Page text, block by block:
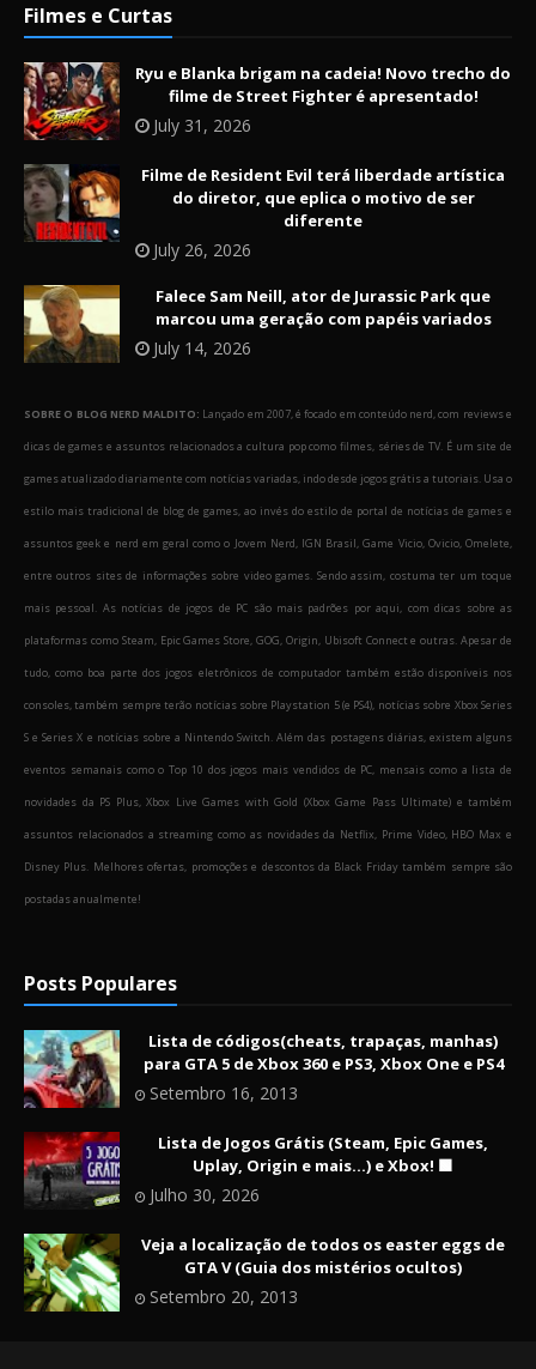
Filmes e Curtas
Ryu e Blanka brigam na cadeia! Novo trecho do
filme de Street Fighter é apresentado!
July 31, 2026
Filme de Resident Evil terá liberdade artística
do diretor, que eplica o motivo de ser
diferente
July 26, 2026
Falece Sam Neill, ator de Jurassic Park que
marcou uma geração com papéis variados
July 14, 2026
SOBRE O BLOG NERD MALDITO: Lançado em 2007, é focado em conteúdo nerd, com reviews e
dicas de games e assuntos relacionados a cultura pop como filmes, séries de TV. É um site de
games atualizado diariamente com notícias variadas, indo desde jogos grátis a tutoriais. Usa o
estilo mais tradicional de blog de games, ao invés do estilo de portal de notícias de games e
assuntos geek e nerd em geral como o Jovem Nerd, IGN Brasil, Game Vicio, Ovicio, Omelete,
entre outros sites de informações sobre video games. Sendo assim, costuma ter um toque
mais pessoal. As notícias de jogos de PC são mais padrões por aqui, com dicas sobre as
plataformas como Steam, Epic Games Store, GOG, Origin, Ubisoft Connect e outras. Apesar de
tudo, como boa parte dos jogos eletrônicos de computador também estão disponíveis nos
consoles, também sempre terão notícias sobre Playstation 5 (e PS4), notícias sobre Xbox Series
S e Series X e notícias sobre a Nintendo Switch. Além das postagens diárias, existem alguns
eventos semanais como o Top 10 dos jogos mais vendidos de PC, mensais como a lista de
novidades da PS Plus, Xbox Live Games with Gold (Xbox Game Pass Ultimate) e também
assuntos relacionados a streaming como as novidades da Netflix, Prime Video, HBO Max e
Disney Plus. Melhores ofertas, promoções e descontos da Black Friday também sempre são
postadas anualmente!
Posts Populares
Lista de códigos(cheats, trapaças, manhas)
para GTA 5 de Xbox 360 e PS3, Xbox One e PS4
Setembro 16, 2013
Lista de Jogos Grátis (Steam, Epic Games,
Uplay, Origin e mais...) e Xbox! 🟩
Julho 30, 2026
Veja a localização de todos os easter eggs de
GTA V (Guia dos mistérios ocultos)
Setembro 20, 2013